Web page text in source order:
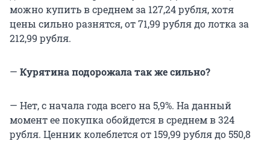
можно купить в среднем за 127,24 рубля, хотя
цены сильно разнятся, от 71,99 рубля до лотка за
212,99 рубля.
— Курятина подорожала так же сильно?
— Нет, с начала года всего на 5,9%. На данный
момент ее покупка обойдется в среднем в 324
рубля. Ценник колеблется от 159,99 рубля до 550,8